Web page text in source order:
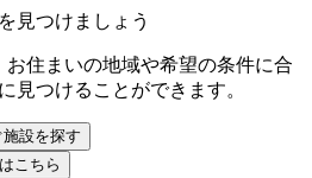
見つけましょう
住まいの地域や希望の条件に合
見つけることができます。
設を探す
こちら